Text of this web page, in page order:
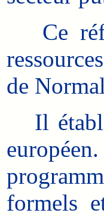
Ce
de
Il établit
formels